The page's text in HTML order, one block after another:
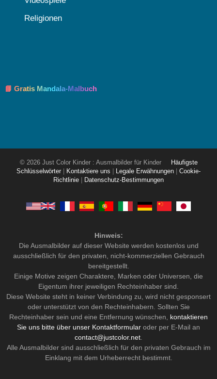
Religionen
📘 Gratis Mandala-Malbuch
© 2026 Just Color Kinder : Ausmalbilder für Kinder
Häufigste
Schlüsselwörter
Kontaktiere uns Legale Erwähnungen
Cookie-
Richtlinie
Datenschutz-Bestimmungen
Hinweis:
Die Ausmalbilder auf dieser Website werden kostenlos und
ausschließlich für den privaten, nicht-kommerziellen Gebrauch
bereitgestellt.
Einige Motive zeigen Charaktere, Marken oder Universen, die
Eigentum ihrer jeweiligen Rechteinhaber sind.
Diese Website steht in keiner Verbindung zu, wird nicht gesponsert
oder unterstützt von den Rechteinhabern. Sollten Sie
Rechteinhaber sein und eine Entfernung wünschen, kontaktieren
Sie uns bitte über unser Kontaktformular oder per E-Mail an
contact@justcolor.net
Alle Ausmalbilder sind ausschließlich für den privaten Gebrauch im
Einklang mit dem Urheberrecht bestimmt.